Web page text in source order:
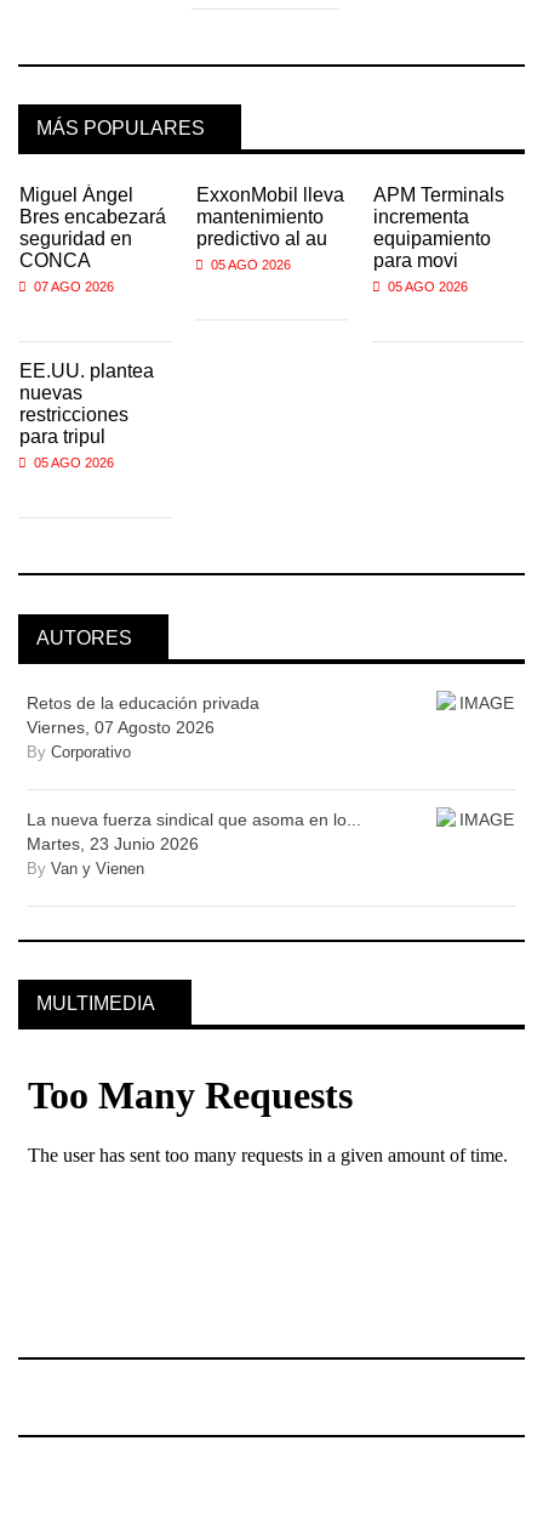
MÁS POPULARES
Miguel Ángel
Bres encabezará
seguridad en
CONCA
07 AGO 2026
EE.UU. plantea
nuevas
restricciones
para tripul
05 AGO 2026
ExxonMobil lleva
mantenimiento
predictivo al au
05 AGO 2026
APM Terminals
incrementa
equipamiento
para movi
05 AGO 2026
AUTORES
Retos de la educación privada
Viernes, 07 Agosto 2026
By Corporativo
La nueva fuerza sindical que asoma en lo...
Martes, 23 Junio 2026
By Van y Vienen
MULTIMEDIA